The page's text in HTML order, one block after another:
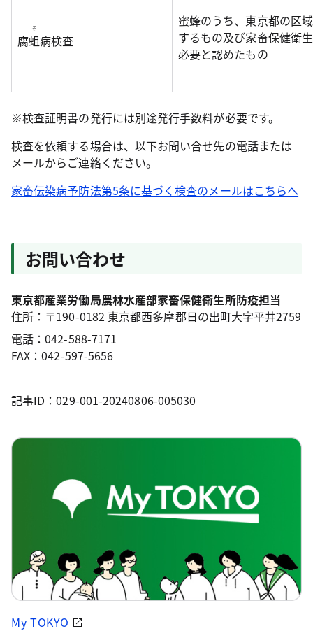
腐蛆
そ
病検査
蜜蜂のうち、東京都の区
するもの及び家畜保健衛
必要と認めたもの
※検査証明書の発行には別途発行手数料が必要です。
検査を依頼する場合は、以下お問い合せ先の電話または
メールからご連絡ください。
家畜伝染病予防法第5条に基づく検査のメールはこちらへ
お問い合わせ
東京都産業労働局農林水産部家畜保健衛生所防疫担当
住所：〒190-0182 東京都西多摩郡日の出町大字平井2759
電話：042-588-7171
FAX：042-597-5656
記事ID：029-001-20240806-005030
My TOKYO